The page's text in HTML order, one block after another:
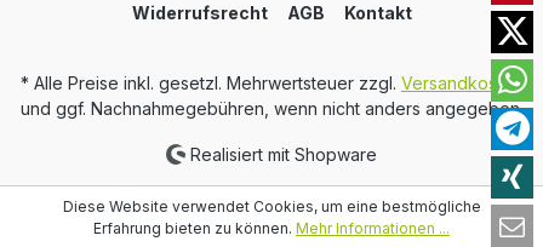
Widerrufsrecht AGB Kontakt
* Alle Preise inkl. gesetzl. Mehrwertsteuer zzgl. Versandkosten
und ggf. Nachnahmegebühren, wenn nicht anders angegeben.
Realisiert mit Shopware
Diese Website verwendet Cookies, um eine bestmögliche
Erfahrung bieten zu können. Mehr Informationen ...